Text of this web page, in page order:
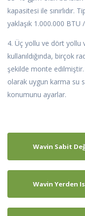
kapasitesi ile sınırlıdır.
yaklaşık 1.000.000 BTU
4. Üç yollu ve dört yollu
kullanıldığında, birçok
şekilde monte edilmiştir.
olarak uygun karma su
konumunu ayarlar.
Wavin Sabit
Wavin Yerden